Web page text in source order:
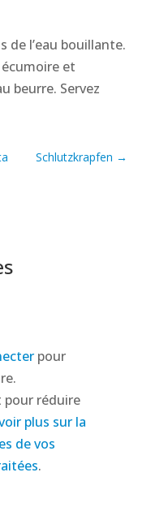
de l’eau bouillante.
écumoire et
beurre. Servez
Schlutzkrapfen →
pour
pour réduire
plus sur la
de vos
.